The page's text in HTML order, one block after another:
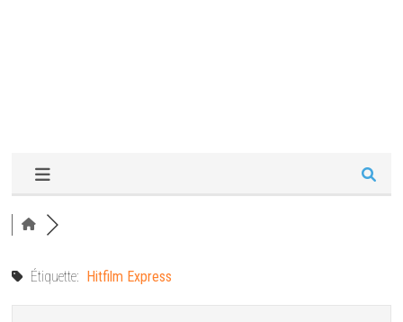
Étiquette: Hitfilm Express